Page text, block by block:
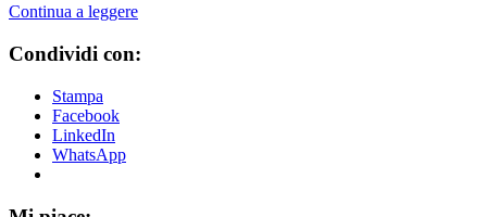
Continua a leggere
Condividi con:
Stampa
Facebook
LinkedIn
WhatsApp